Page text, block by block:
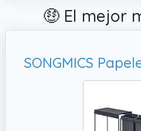
🤑 El mejor